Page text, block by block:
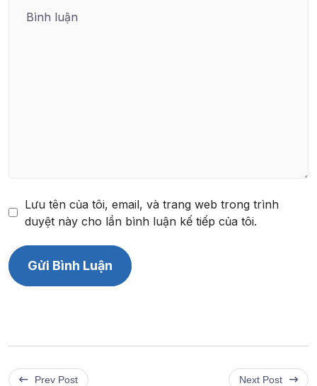
Lưu tên của tôi, email, và trang web trong trình
duyệt này cho lần bình luận kế tiếp của tôi.
Prev Post Next Post